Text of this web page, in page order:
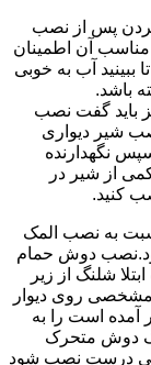
پس از نصب
آن اطمینان
ببینید آب به خوبی
باشد.
باید گفت نصب
شیر دیواری
نگهدارنده
از شیر در
کنید.
به نصب المک
دوش حمام
شلنگ از زیر
روی دیوار
آمده است را به
دوش متحرک
درست نصب شود